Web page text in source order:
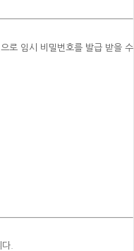
로 임시 비밀번호를 발급 받을 수
.